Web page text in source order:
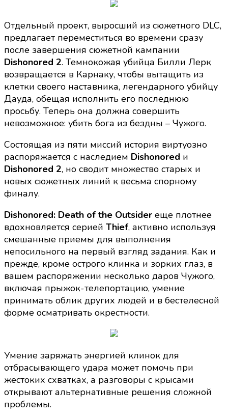
Отдельный проект, выросший из сюжетного DLC,
предлагает переместиться во времени сразу
после завершения сюжетной кампании
Dishonored 2. Темнокожая убийца Билли Лерк
возвращается в Карнаку, чтобы вытащить из
клетки своего наставника, легендарного убийцу
Дауда, обещая исполнить его последнюю
просьбу. Теперь она должна совершить
невозможное: убить бога из бездны – Чужого.
Состоящая из пяти миссий история виртуозно
распоряжается с наследием Dishonored и
Dishonored 2, но сводит множество старых и
новых сюжетных линий к весьма спорному
финалу.
Dishonored: Death of the Outsider еще плотнее
вдохновляется серией Thief, активно используя
смешанные приемы для выполнения
непосильного на первый взгляд задания. Как и
прежде, кроме острого клинка и зорких глаз, в
вашем распоряжении несколько даров Чужого,
включая прыжок-телепортацию, умение
принимать облик других людей и в бестелесной
форме осматривать окрестности.
Умение заряжать энергией клинок для
отбрасывающего удара может помочь при
жестоких схватках, а разговоры с крысами
открывают альтернативные решения сложной
проблемы.